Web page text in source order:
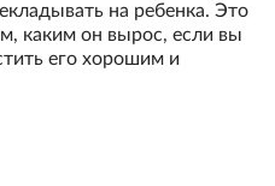
на ребенка. Это
каким он вырос, если вы
его хорошим и